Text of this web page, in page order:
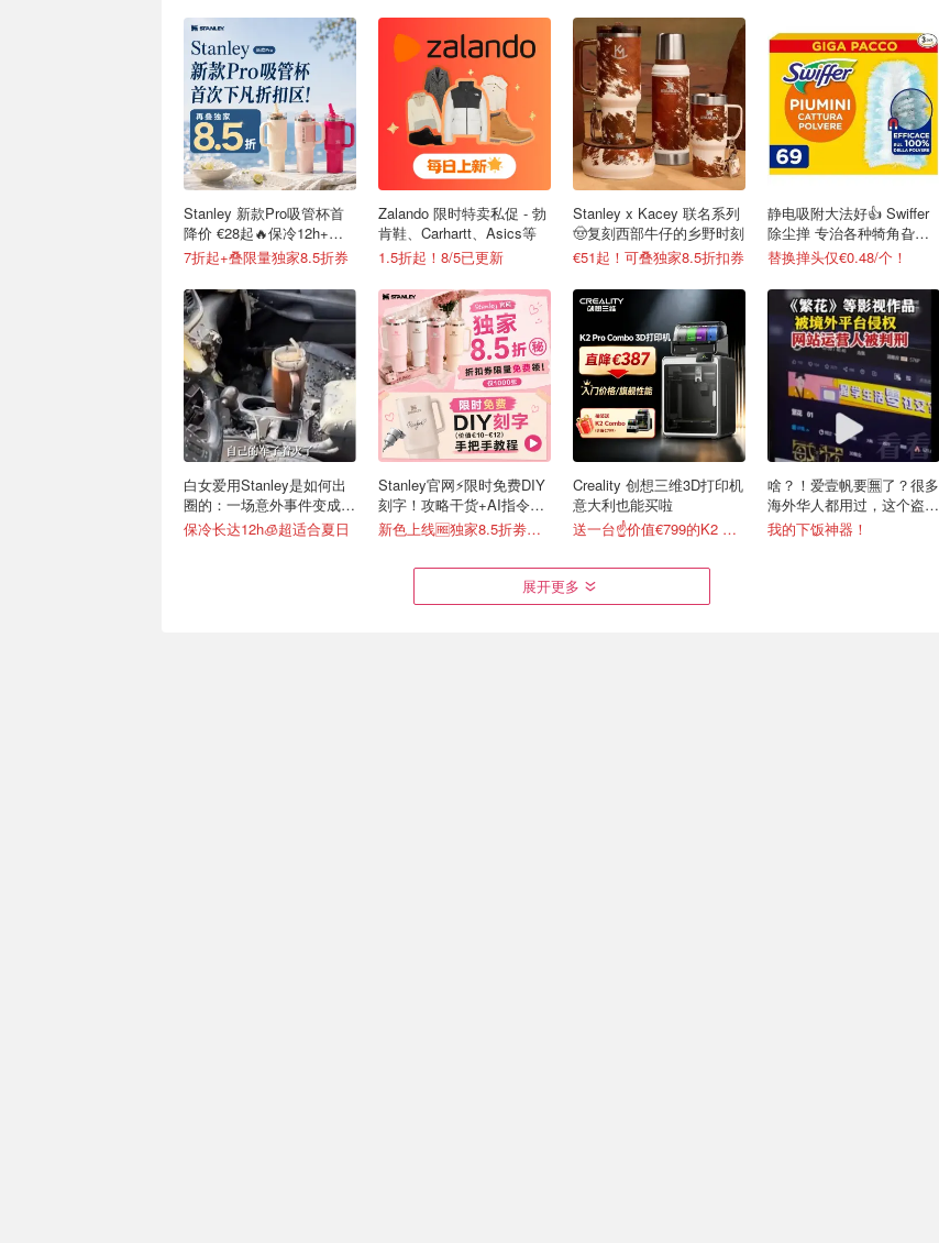
Stanley 新款Pro吸管杯首
降价 €28起🔥保冷12h+，
便携不漏水
7折起+叠限量独家8.5折券
白女爱用Stanley是如何出
圈的：一场意外事件变成顶
级营销案例
保冷长达12h🧊超适合夏日
Zalando 限时特卖私促 - 勃
肯鞋、Carhartt、Asics等
1.5折起！8/5已更新
Stanley官网⚡️限时免费DIY
刻字！攻略干货+AI指令直
接戳
新色上线🆓独家8.5折劵速领
Stanley x Kacey 联名系列
🤠复刻西部牛仔的乡野时刻
€51起！可叠独家8.5折扣券
Creality 创想三维3D打印机
意大利也能买啦
送一台☝️价值€799的K2 Combo！
静电吸附大法好👍 Swiffer
除尘掸 专治各种犄角旮
旯！
替换掸头仅€0.48/个！
啥？！爱壹帆要🈚️了？很多
海外华人都用过，这个盗版
网站老板被判4年半
我的下饭神器！
展开更多